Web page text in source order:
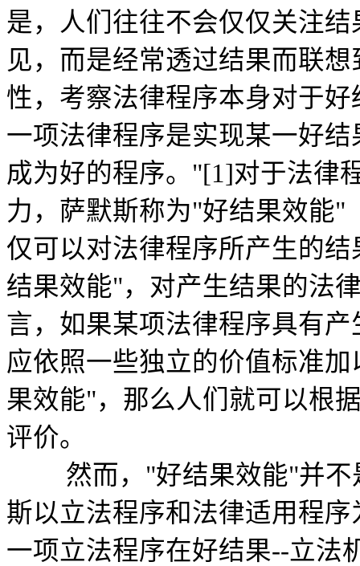
是，人们往往不会仅仅关注
见，而是经常透过结果而联
性，考察法律程序本身对于
一项法律程序是实现某一好
成为好的程序。"[1]对于法律
力，萨默斯称为"好结果效能"
仅可以对法律程序所产生的
结果效能"，对产生结果的法
言，如果某项法律程序具有
应依照一些独立的价值标准
果效能"，那么人们就可以根
评价。
然而，"好结果效能"并不
斯以立法程序和法律适用程
一项立法程序在好结果--立法